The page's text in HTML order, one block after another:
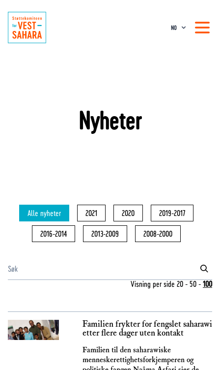
NO
Nyheter
Alle nyheter 2021 2020 2019-2017
2016-2014 2013-2009 2008-2000
Visning per side 20 - 50 - 100
Familien frykter for fengslet saharawi
etter flere dager uten kontakt
Familien til den saharawiske
menneskerettighetsforkjemperen og